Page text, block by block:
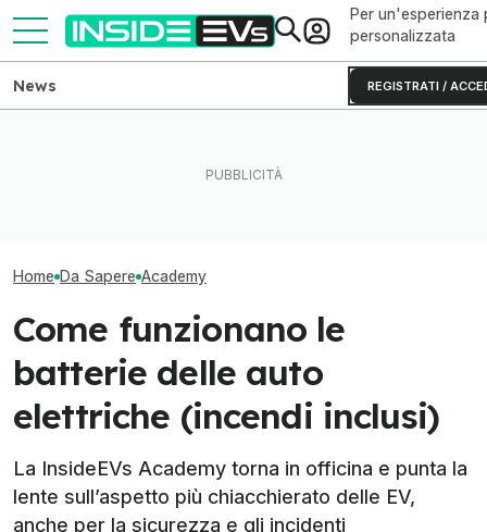
Per un'esperienza
personalizzata
REGISTRATI /
News
Home Da Sapere Academy
Come funzionano le
batterie delle auto
elettriche (incendi inclusi)
La InsideEVs Academy torna in officina e punta la
lente sull’aspetto più chiacchierato delle EV,
anche per la sicurezza e gli incidenti